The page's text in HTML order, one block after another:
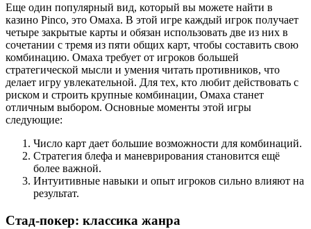
Еще один популярный вид, который вы можете найти в
казино Pinco, это Омаха. В этой игре каждый игрок получает
четыре закрытые карты и обязан использовать две из них в
сочетании с тремя из пяти общих карт, чтобы составить свою
комбинацию. Омаха требует от игроков большей
стратегической мысли и умения читать противников, что
делает игру увлекательной. Для тех, кто любит действовать с
риском и строить крупные комбинации, Омаха станет
отличным выбором. Основные моменты этой игры
следующие:
Число карт дает большие возможности для комбинаций.
Стратегия блефа и маневрирования становится ещё
более важной.
Интуитивные навыки и опыт игроков сильно влияют на
результат.
Стад-покер: классика жанра